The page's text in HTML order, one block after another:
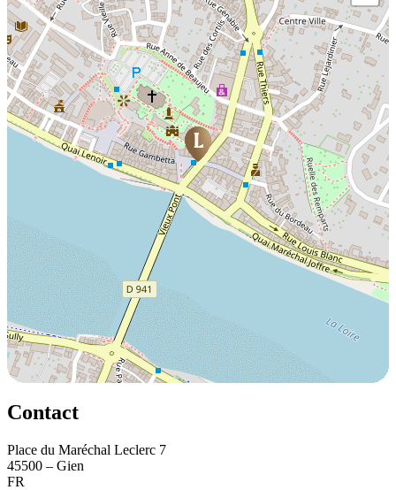
Contact
Place du Maréchal Leclerc 7
45500 – Gien
FR